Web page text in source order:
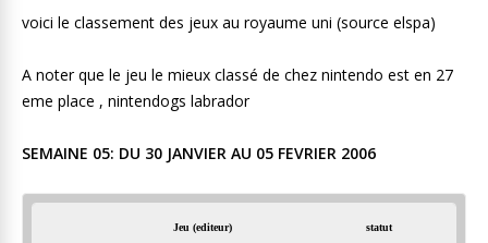
voici le classement des jeux au royaume uni (source elspa)
A noter que le jeu le mieux classé de chez nintendo est en 27
eme place , nintendogs labrador
SEMAINE 05: DU 30 JANVIER AU 05 FEVRIER 2006
Jeu (editeur) statut